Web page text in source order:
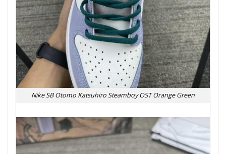
Nike SB Otomo Katsuhiro Steamboy OST Orange Green